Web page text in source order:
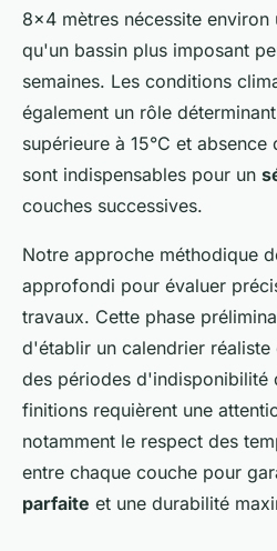
8x4 mètres nécessite environ
qu'un bassin plus imposant
semaines. Les conditions
également un rôle
supérieure à 15°C et
sont indispensables pour un
couches successives.
Notre approche méthodique
approfondi pour évaluer
travaux. Cette phase
d'établir un calendrier
des périodes d'indisponibilité
finitions requièrent une
notamment le respect des
entre chaque couche pour
parfaite et une durabilité